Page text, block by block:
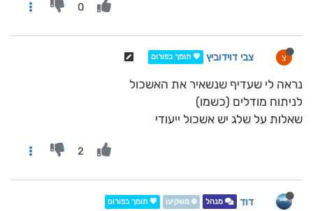
0
צ צבי דוידוביץ 💖 תומך בפורום
נראה לי שעדיף שנשאיר את האשכול
לניתוח מודלים (כשמו)
שאלות על שלג יש אשכול ייעודי
2
דוד מנהל ❄️ משקיען 💖 תומך בפורום